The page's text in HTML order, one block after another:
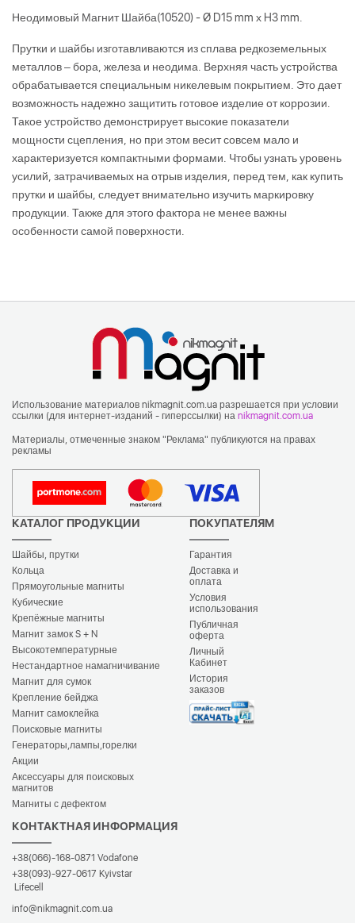
Неодимовый Магнит Шайба(10520) - Ø D15 mm х H3 mm.
Прутки и шайбы изготавливаются из сплава редкоземельных
металлов – бора, железа и неодима. Верхняя часть устройства
обрабатывается специальным никелевым покрытием. Это дает
возможность надежно защитить готовое изделие от коррозии.
Такое устройство демонстрирует высокие показатели
мощности сцепления, но при этом весит совсем мало и
характеризуется компактными формами. Чтобы узнать уровень
усилий, затрачиваемых на отрыв изделия, перед тем, как купить
прутки и шайбы, следует внимательно изучить маркировку
продукции. Также для этого фактора не менее важны
особенности самой поверхности.
Использование материалов nikmagnit.com.ua разрешается при условии
ссылки (для интернет-изданий - гиперссылки) на nikmagnit.com.ua
Материалы, отмеченные знаком "Реклама" публикуются на правах
рекламы
КАТАЛОГ ПРОДУКЦИИ
Шайбы, прутки
Кольца
Прямоугольные магниты
Кубические
Крепёжные магниты
Магнит замок S + N
Высокотемпературные
Нестандартное намагничивание
Магнит для сумок
Крепление бейджа
Магнит самоклейка
Поисковые магниты
Генераторы,лампы,горелки
Акции
Аксессуары для поисковых
магнитов
Магниты с дефектом
ПОКУПАТЕЛЯМ
Гарантия
Доставка и
оплата
Условия
использования
Публичная
оферта
Личный
Кабинет
История
заказов
КОНТАКТНАЯ ИНФОРМАЦИЯ
+38(066)-168-0871 Vodafone
+38(093)-927-0617 Kyivstar
Lifecell
info@nikmagnit.com.ua